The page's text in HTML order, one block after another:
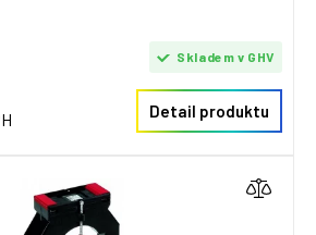
Skladem v GHV
Detail produktu